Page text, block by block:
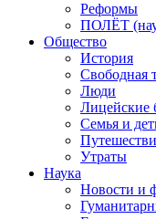
Реформы
ПОЛЁТ
Общество
История
Свободная
Люди
Лицейские
Семья и
Утраты
Наука
Новости и